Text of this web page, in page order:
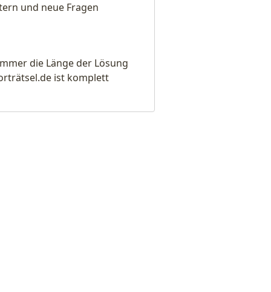
und neue Fragen
die Länge der Lösung
ist komplett